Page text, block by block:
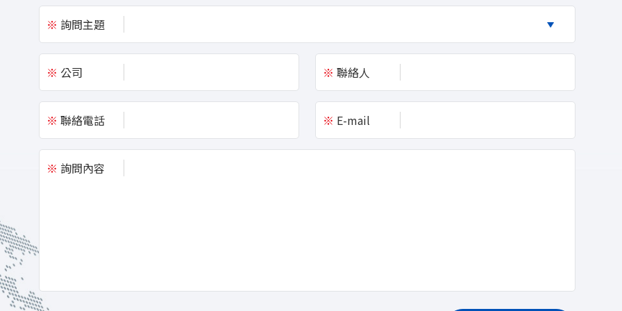
※ 詢問主題
※ 公司 ※ 聯絡人
※ 聯絡電話 ※ E-mail
※ 詢問內容